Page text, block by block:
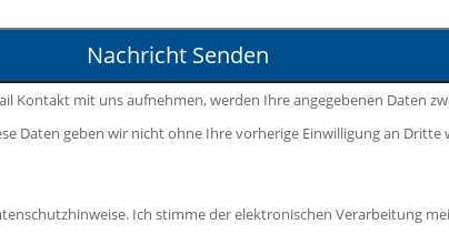
Kontakt mit uns aufnehmen, werden Ihre angegebenen Daten
Daten geben wir nicht ohne Ihre vorherige Einwilligung an
Ich stimme der elektronischen Verarbeitung